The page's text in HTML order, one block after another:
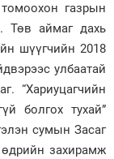
газрын
Төв аймаг дахь
шүүгчийн 2018
улбаатай
“Хариуцагчийн
болгох тухай”
сумын Засаг
захирамж